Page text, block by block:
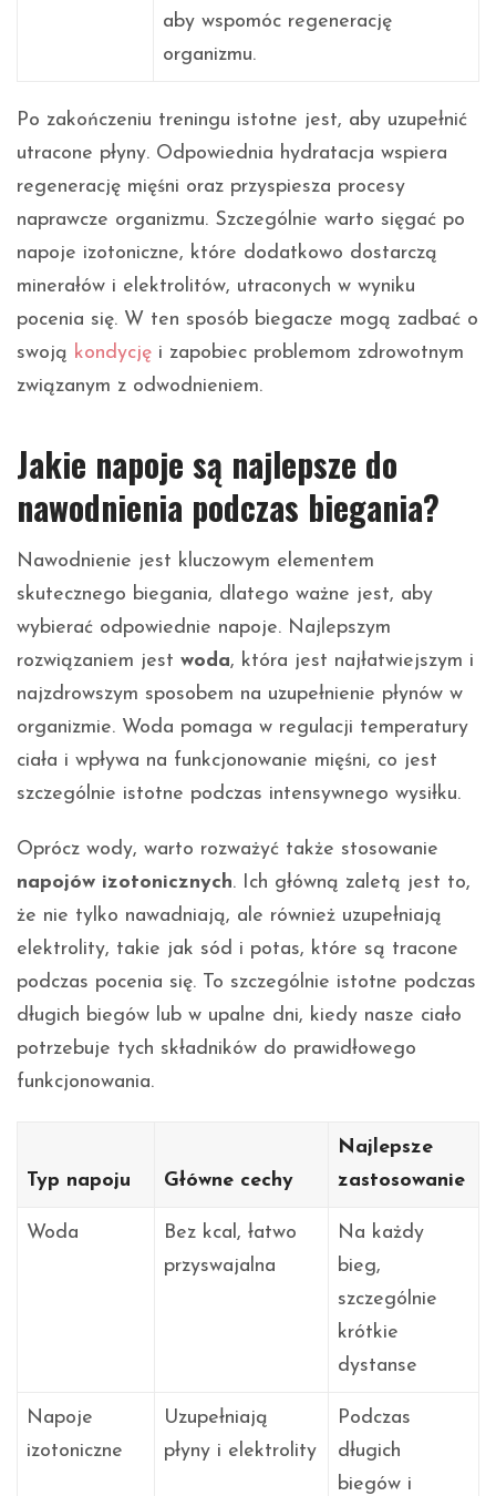
aby wspomóc regenerację
organizmu.
Po zakończeniu treningu istotne jest, aby uzupełnić
utracone płyny. Odpowiednia hydratacja wspiera
regenerację mięśni oraz przyspiesza procesy
naprawcze organizmu. Szczególnie warto sięgać po
napoje izotoniczne, które dodatkowo dostarczą
minerałów i elektrolitów, utraconych w wyniku
pocenia się. W ten sposób biegacze mogą zadbać o
swoją kondycję i zapobiec problemom zdrowotnym
związanym z odwodnieniem.
Jakie napoje są najlepsze do
nawodnienia podczas biegania?
Nawodnienie jest kluczowym elementem
skutecznego biegania, dlatego ważne jest, aby
wybierać odpowiednie napoje. Najlepszym
rozwiązaniem jest woda, która jest najłatwiejszym i
najzdrowszym sposobem na uzupełnienie płynów w
organizmie. Woda pomaga w regulacji temperatury
ciała i wpływa na funkcjonowanie mięśni, co jest
szczególnie istotne podczas intensywnego wysiłku.
Oprócz wody, warto rozważyć także stosowanie
napojów izotonicznych. Ich główną zaletą jest to,
że nie tylko nawadniają, ale również uzupełniają
elektrolity, takie jak sód i potas, które są tracone
podczas pocenia się. To szczególnie istotne podczas
długich biegów lub w upalne dni, kiedy nasze ciało
potrzebuje tych składników do prawidłowego
funkcjonowania.
Typ napoju Główne cechy
Najlepsze
zastosowanie
Woda
Bez kcal, łatwo
przyswajalna
Na każdy
bieg,
szczególnie
krótkie
dystanse
Napoje
izotoniczne
Uzupełniają
płyny i elektrolity
Podczas
długich
biegów i